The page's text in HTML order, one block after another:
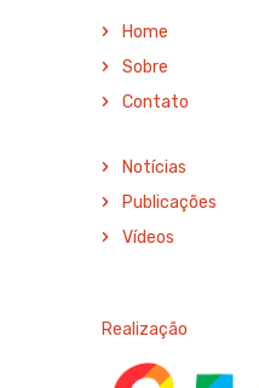
Home
Sobre
Contato
Notícias
Publicações
Vídeos
Realização